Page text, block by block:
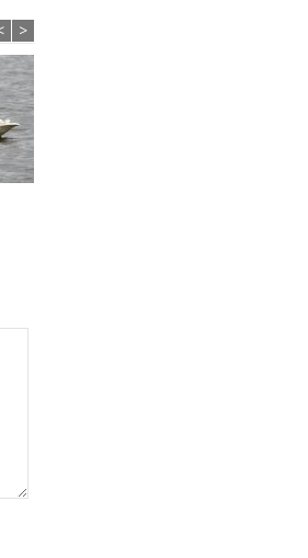
>